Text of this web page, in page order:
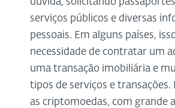
serviços públicos e diversas
pessoais. Em alguns países,
necessidade de contratar um
uma transação imobiliária e
tipos de serviços e transações.
as criptomoedas, com grande